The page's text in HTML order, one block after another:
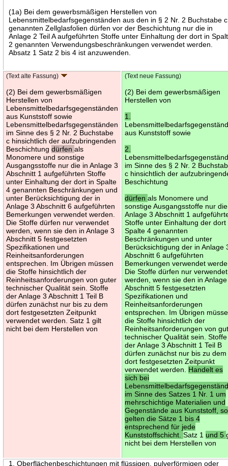
(1a) Bei dem gewerbsmäßigen Herstellen von
Lebensmittelbedarfsgegenständen aus den in § 2 Nr. 2 Buchstabe c
genannten Zellglasfolien dürfen vor der Beschichtung nur die in
Anlage 2 Teil A aufgeführten Stoffe unter Einhaltung der dort in
2 genannten Verwendungsbeschränkungen verwendet werden.
Absatz 1 Satz 2 bis 4 ist anzuwenden.
(Text alte Fassung)
(2) Bei dem gewerbsmäßigen
Herstellen von
Lebensmittelbedarfsgegenständen
aus Kunststoff sowie
Lebensmittelbedarfsgegenständen
im Sinne des § 2 Nr. 2 Buchstabe
c hinsichtlich der aufzubringenden
Beschichtungdürfenals
Monomere und sonstige
Ausgangsstoffe nur die in Anlage 3
Abschnitt 1 aufgeführten Stoffe
unter Einhaltung der dort in Spalte
4 genannten Beschränkungen und
unter Berücksichtigung der in
Anlage 3 Abschnitt 6 aufgeführten
Bemerkungen verwendet werden.
Die Stoffe dürfen nur verwendet
werden, wenn sie den in Anlage 3
Abschnitt 5 festgesetzten
Spezifikationen und
Reinheitsanforderungen
entsprechen. Im Übrigen müssen
die Stoffe hinsichtlich der
Reinheitsanforderungen von guter
technischer Qualität sein. Stoffe
der Anlage 3 Abschnitt 1 Teil B
dürfen zunächst nur bis zu dem
dort festgesetzten Zeitpunkt
verwendet werden. Satz 1 gilt
nicht bei dem Herstellen von
(Text neue Fassung)
(2) Bei dem gewerbsmäßigen
Herstellen von
1.
aus Kunststoff sowie
2.
im Sinne des § 2 Nr. 2
c hinsichtlich der
Beschichtung
dürfenals Monomere und
sonstige Ausgangsstoffe nur
Anlage 3 Abschnitt 1
Stoffe unter Einhaltung der dort
Spalte 4 genannten
Beschränkungen und unter
Berücksichtigung der in Anlage
Abschnitt 6 aufgeführten
Bemerkungen verwendet
Die Stoffe dürfen nur verwendet
werden, wenn sie den in
Abschnitt 5 festgesetzten
Spezifikationen und
Reinheitsanforderungen
entsprechen. Im Übrigen
die Stoffe hinsichtlich der
Reinheitsanforderungen von
technischer Qualität sein. Stoffe
der Anlage 3 Abschnitt 1 Teil B
dürfen zunächst nur bis zu dem
dort festgesetzten Zeitpunkt
verwendet werden. Handelt es
sich bei
im Sinne des Satzes 1 Nr. 1 um
mehrschichtige Materialien und
Gegenstände aus Kunststoff, so
gelten die Sätze 1 bis 4
entsprechend für jede
Kunststoffschicht.Satz 1 und 5
nicht bei dem Herstellen von
1. Oberflächenbeschichtungen mit flüssigen, pulverförmigen oder